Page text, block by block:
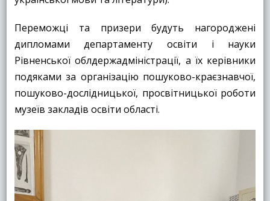
Переможці та призери будуть нагороджені
дипломами департаменту освіти і науки
Рівненської облдержадміністрації, а їх керівники
подяками за організацію пошуково-краєзнавчої,
пошуково-дослідницької, просвітницької роботи
музеїв закладів освіти області.